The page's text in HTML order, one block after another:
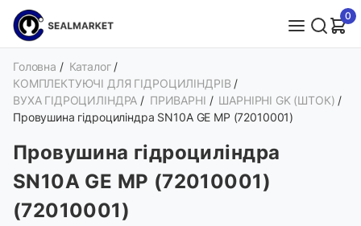
0
Головна / Каталог /
КОМПЛЕКТУЮЧІ ДЛЯ ГІДРОЦИЛІНДРІВ /
ВУХА ГІДРОЦИЛІНДРА / ПРИВАРНІ / ШАРНІРНІ GK (ШТОК) /
Провушина гідроциліндра SN10A GE MP (72010001)
Провушина гідроциліндра
SN10A GE MP (72010001)
(72010001)